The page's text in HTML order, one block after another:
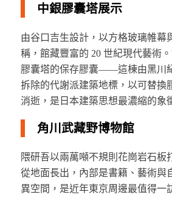
中銀膠囊塔展示
由谷口吉生設計，以方格玻璃帷幕
稱，館藏豐富的 20 世紀現代藝術
膠囊塔的保存膠囊——這棟由黑川
拆除的代謝派建築地標，以可替換
消逝，是日本建築思想最濃縮的象
角川武藏野博物館
隈研吾以兩萬噸不規則花崗岩石板
從地面長出，內部是書籍、藝術與
異空間，是近年東京周邊最值得一